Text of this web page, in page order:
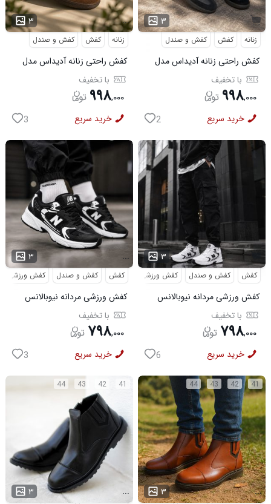
۳ ...
زنانه کفش کفش و صندل
کفش راحتی زنانه آدیداس مدل
سامبا قهوه ای
با تخفیف
۹۹۸,۰۰۰
خرید سریع 3
۳
زنانه کفش کفش و صندل
کفش راحتی زنانه آدیداس مدل
سامبا مشکی
با تخفیف
۹۹۸,۰۰۰
خرید سریع 2
۳ ...
کفش کفش و صندل کفش ورزشی
کفش ورزشی مردانه نیوبالانس
مدل NB مشکی با تخفیف
۷۹۸,۰۰۰
خرید سریع 3
۳
کفش کفش و صندل کفش ورزشی
کفش ورزشی مردانه نیوبالانس
مدل NB سفید با تخفیف
۷۹۸,۰۰۰
خرید سریع 6
41
42
43
44
۳ ...
41
42
43
44
۳ ...